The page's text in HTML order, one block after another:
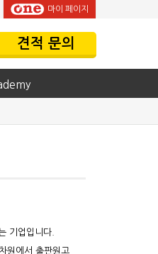
마이 페이지
견적 문의
기업입니다.
원에서 출판원고